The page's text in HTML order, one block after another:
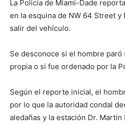
La Policía de Miami-Dade
en la esquina de NW 64 Street y
salir del vehículo.
Se desconoce si el hombre
propia o si fue ordenado por la
Según el reporte inicial, el
por lo que la autoridad condal
aledañas y la estación Dr.